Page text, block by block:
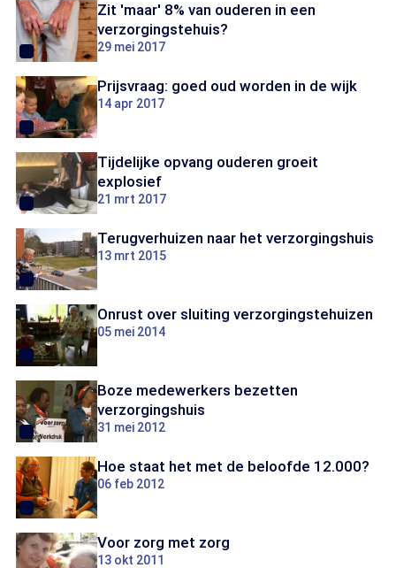
Zit 'maar' 8% van ouderen in een
verzorgingstehuis?
29 mei 2017
Prijsvraag: goed oud worden in de wijk
14 apr 2017
Tijdelijke opvang ouderen groeit
explosief
21 mrt 2017
Terugverhuizen naar het verzorgingshuis
13 mrt 2015
Onrust over sluiting verzorgingstehuizen
05 mei 2014
Boze medewerkers bezetten
verzorgingshuis
31 mei 2012
Hoe staat het met de beloofde 12.000?
06 feb 2012
Voor zorg met zorg
13 okt 2011